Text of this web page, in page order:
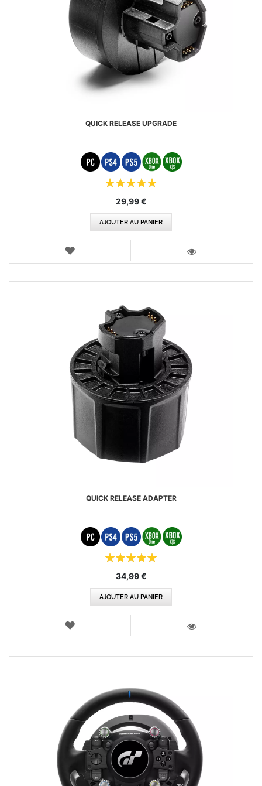
QUICK RELEASE UPGRADE
29,99 €
AJOUTER AU PANIER
AJOUTER
QUICK RELEASE ADAPTER
34,99 €
AJOUTER AU PANIER
AJOUTER